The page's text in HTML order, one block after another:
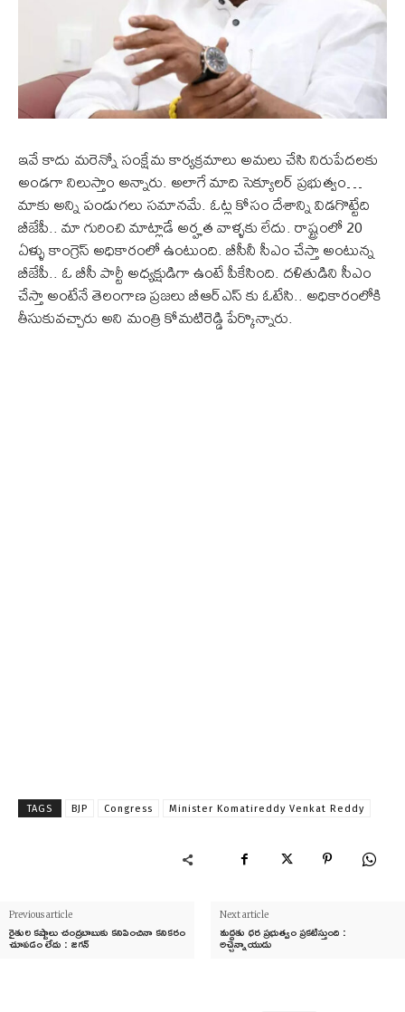
ఇవే కాదు మరెన్నో సంక్షేమ కార్యక్రమాలు అమలు చేసి నిరుపేదలకు
అండగా నిలుస్తాం అన్నారు. అలాగే మాది సెక్యూలర్ ప్రభుత్వం…
మాకు అన్ని పండుగలు సమానమే. ఓట్ల కోసం దేశాన్ని విడగొట్టేది
బీజేపీ.. మా గురించి మాట్లాడే అర్హత వాళ్ళకు లేదు. రాష్ట్రంలో 20
ఏళ్ళు కాంగ్రెస్ అధికారంలో ఉంటుంది. బీసీనీ సీఎం చేస్తా అంటున్న
బీజేపీ.. ఓ బీసీ పార్టీ అధ్యక్షుడిగా ఉంటే పీకేసింది. దళితుడిని సీఎం
చేస్తా అంటేనే తెలంగాణ ప్రజలు బీఆర్ఎస్ కు ఓటేసి.. అధికారంలోకి
తీసుకువచ్చారు అని మంత్రి కోమటిరెడ్డి పేర్కొన్నారు.
TAGS BJP Congress Minister Komatireddy Venkat Reddy
Previous article
రైతుల కష్టాలు చంద్రబాబుకు కనిపించినా కనికరం
చూపడం లేదు : జగన్
Next article
మద్దతు ధర ప్రభుత్వం ప్రకటిస్తుంది :
అచ్చెన్నాయుడు